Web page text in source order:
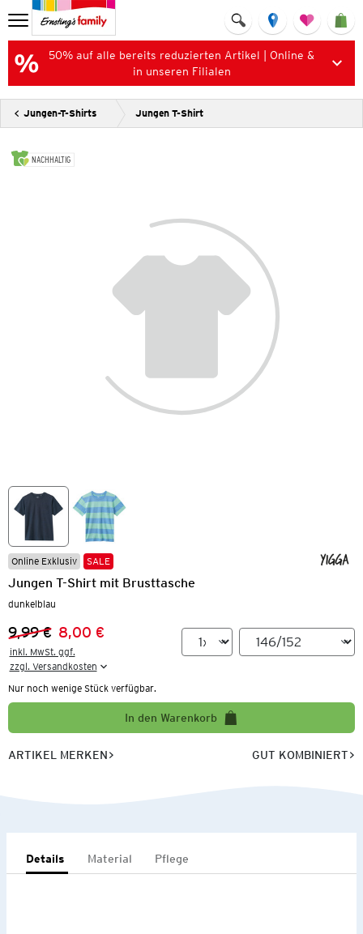
50% auf alle bereits reduzierten Artikel | Online &
in unseren Filialen
Jungen-T-Shirts Jungen T-Shirt
NACHHALTIG
Online Exklusiv SALE
Jungen T-Shirt mit Brusttasche
dunkelblau
Vorheriger Preis:
9,99 €
Neuer Preis:
8,00 €
inkl. MwSt. ggf.
zzgl. Versandkosten
Nur noch wenige Stück verfügbar.
In den Warenkorb
ARTIKEL MERKEN GUT KOMBINIERT
Details Material Pflege